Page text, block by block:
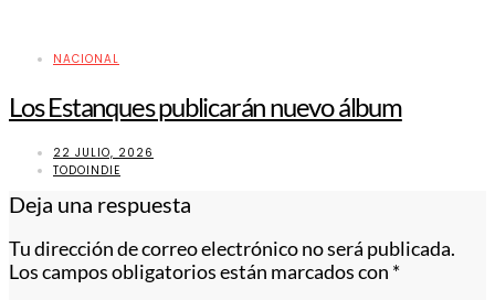
NACIONAL
Los Estanques publicarán nuevo álbum
22 JULIO, 2026
TODOINDIE
Deja una respuesta
Tu dirección de correo electrónico no será publicada.
Los campos obligatorios están marcados con *